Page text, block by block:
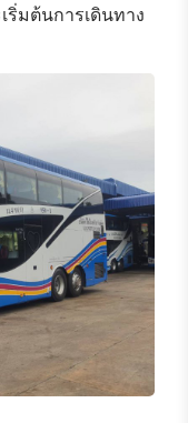
ริ่มต้นการเดินทาง